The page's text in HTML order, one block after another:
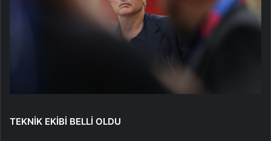
TEKNİK EKİBİ BELLİ OLDU